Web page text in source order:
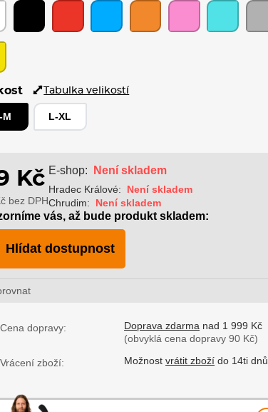
Tabulka velikostí
M L-XL
Kč
bez DPH
E-shop: Není skladem
Hradec Králové:
Není skladem
Chrudim:
Není skladem
vás, až bude produkt skladem:
Hlídat dostupnost
Cena dopravy: Doprava zdarma nad 1 999 Kč
(obvyklá cena dopravy 90 Kč)
Vrácení zboží: Možnostvrátit zboží do 14ti dnů